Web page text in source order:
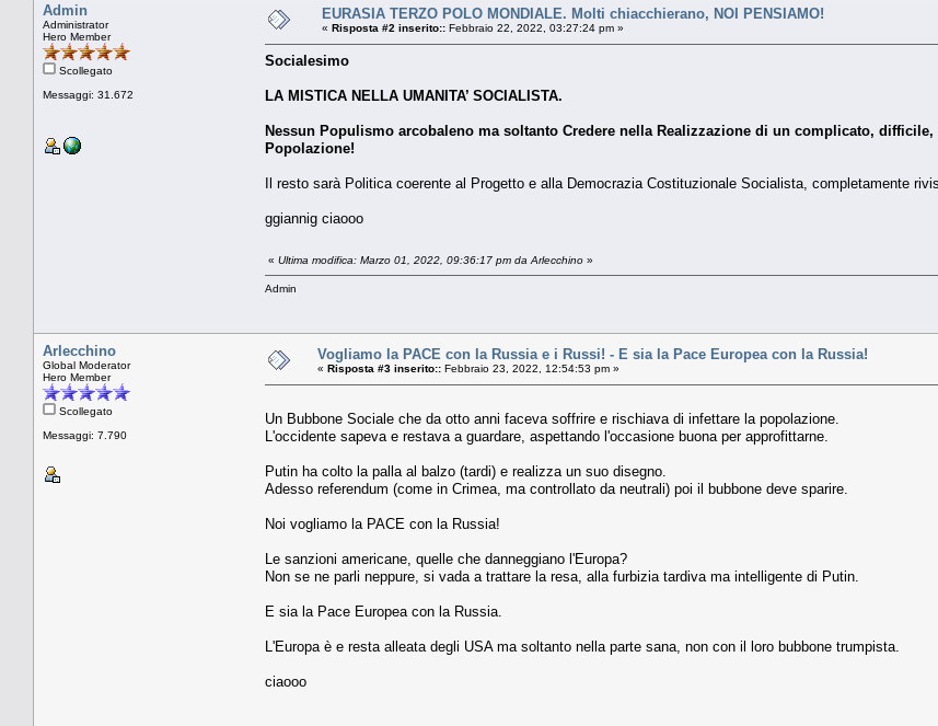
Admin
Administrator
Hero Member
Scollegato
Messaggi: 31.672
EURASIA TERZO POLO MONDIALE. Molti chiacchierano, NOI PENSIAMO!
« Risposta #2 inserito:: Febbraio 22, 2022, 03:27:24 pm »
Socialesimo
LA MISTICA NELLA UMANITA’ SOCIALISTA.
Nessun Populismo arcobaleno ma soltanto Credere nella Realizzazione di un complicato,
Popolazione!
Il resto sarà Politica coerente al Progetto e alla Democrazia Costituzionale Socialista, completamente
ggiannig ciaooo
« Ultima modifica: Marzo 01, 2022, 09:36:17 pm da Arlecchino »
Admin
Arlecchino
Global Moderator
Hero Member
Scollegato
Messaggi: 7.790
Vogliamo la PACE con la Russia e i Russi! - E sia la Pace Europea con la Russia!
« Risposta #3 inserito:: Febbraio 23, 2022, 12:54:53 pm »
Un Bubbone Sociale che da otto anni faceva soffrire e rischiava di infettare la popolazione.
L'occidente sapeva e restava a guardare, aspettando l'occasione buona per approfittarne.
Putin ha colto la palla al balzo (tardi) e realizza un suo disegno.
Adesso referendum (come in Crimea, ma controllato da neutrali) poi il bubbone deve sparire.
Noi vogliamo la PACE con la Russia!
Le sanzioni americane, quelle che danneggiano l'Europa?
Non se ne parli neppure, si vada a trattare la resa, alla furbizia tardiva ma intelligente di Putin.
E sia la Pace Europea con la Russia.
L'Europa è e resta alleata degli USA ma soltanto nella parte sana, non con il loro bubbone trumpista.
ciaooo